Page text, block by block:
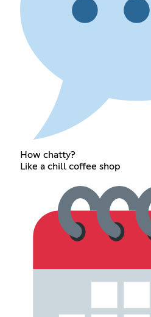
How chatty?
Like a chill coffee shop